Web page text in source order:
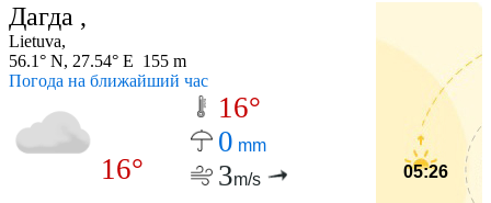
Дагда ,
Lietuva,
56.1° N, 27.54° E 155 m
Погода на ближайший час
16°
16°
0 mm
3m/s 05:26